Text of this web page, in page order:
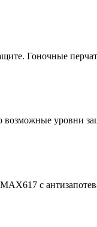
Гоночные
уровни
с